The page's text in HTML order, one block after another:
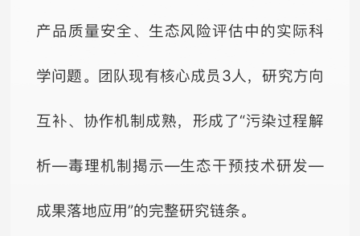
产品质量安全、生态风险评估中的实际科
学问题。团队现有核心成员3人，研究方向
互补、协作机制成熟，形成了“污染过程解
析—毒理机制揭示—生态干预技术研发—
成果落地应用”的完整研究链条。